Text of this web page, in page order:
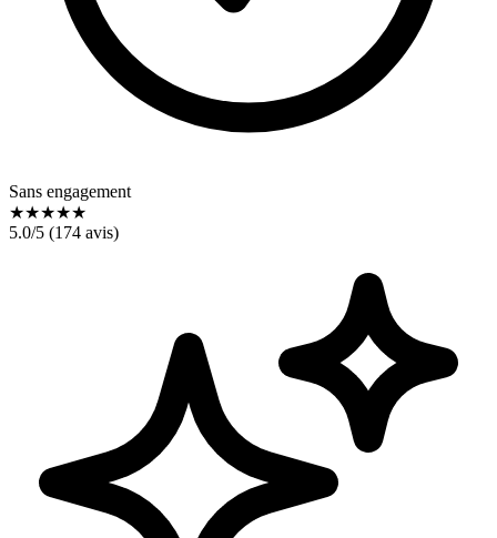
Sans engagement
★★★★★
5.0/5 (174 avis)